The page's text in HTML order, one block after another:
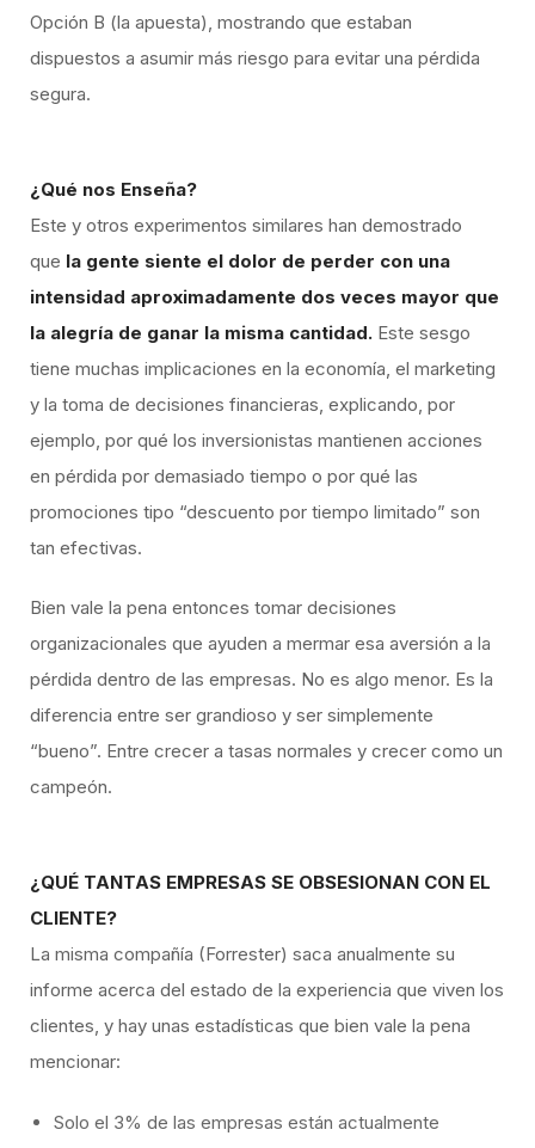
Opción B (la apuesta), mostrando que estaban
dispuestos a asumir más riesgo para evitar una pérdida
segura.
¿Qué nos Enseña?
Este y otros experimentos similares han demostrado
que la gente siente el dolor de perder con una
intensidad aproximadamente dos veces mayor que
la alegría de ganar la misma cantidad. Este sesgo
tiene muchas implicaciones en la economía, el marketing
y la toma de decisiones financieras, explicando, por
ejemplo, por qué los inversionistas mantienen acciones
en pérdida por demasiado tiempo o por qué las
promociones tipo “descuento por tiempo limitado” son
tan efectivas.
​Bien vale la pena entonces tomar decisiones
organizacionales que ayuden a mermar esa aversión a la
pérdida dentro de las empresas. No es algo menor. Es la
diferencia entre ser grandioso y ser simplemente
“bueno”. Entre crecer a tasas normales y crecer como un
campeón.
¿QUÉ TANTAS EMPRESAS SE OBSESIONAN CON EL
CLIENTE?
La misma compañía (Forrester) saca anualmente su
informe acerca del estado de la experiencia que viven los
clientes, y hay unas estadísticas que bien vale la pena
mencionar:​
Solo el 3% de las empresas están actualmente